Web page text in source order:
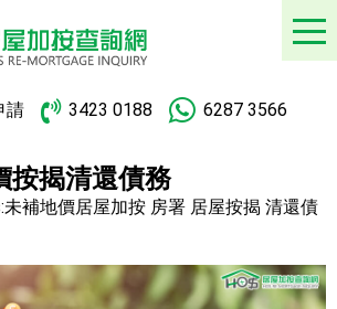
請 3423 0188 6287 3566
按揭清還債務
未補地價居屋加按 房署 居屋按揭 清還債